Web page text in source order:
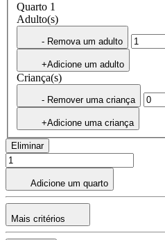
Quarto 1
Adulto(s)
- Remova um adulto
+Adicione um adulto
Criança(s)
- Remover uma criança
+Adicione uma criança
Eliminar
Adicione um quarto
Mais critérios